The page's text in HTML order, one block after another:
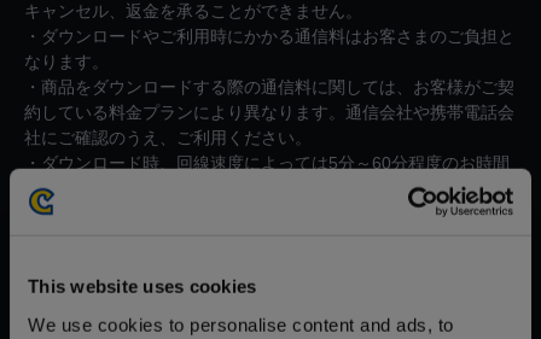
This website uses cookies
We use cookies to personalise content and ads, to
キャンセル、返金を承ることができません。
・ダウンロードやご利用時にかかる通信料はお客さまのご負担と
なります。
・商品をダウンロードする際の通信料に関しては、お客様がご契
約している料金プランにより異なります。通信会社や携帯電話会
社にご確認のうえ、ご利用ください。
・ダウンロード時、回線速度によっては5分～60分程度のお時間
がかかる場合がございます。
※ご購入いただいたファイルのダウンロードの際には、通信環境